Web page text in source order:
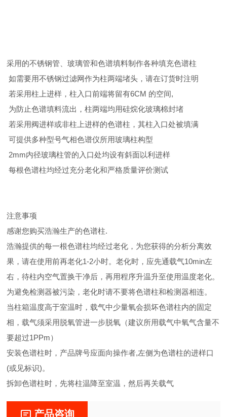
采用的不锈钢管、玻璃管和色谱填料制作各种填充色谱柱
如需要用不锈钢过滤网作为柱两端堵头，请在订货时注明
若采用柱上进样，柱入口前端将留有6CM 的空间,
为防止色谱填料流出，柱两端均用硅烷化玻璃棉封堵
若采用阀进样或非柱上进样的色谱柱，其柱入口处被填满
可提供多种型号气相色谱仪所用玻璃柱构型
2mm内径玻璃柱管的入口处均设有斜面以利进样
每根色谱柱均经过充分老化和严格质量评价测试
注意事项
感谢您购买浩瀚生产的色谱柱.
浩瀚提供的每一根色谱柱均经过老化，为您获得的分析分离效
果，请在使用前再老化1-2小时。老化时，应先通载气10min左
右，待柱内空气置换干净后，再用程序升温升至使用温度老化。
为避免检测器被污染，老化时请不要将色谱柱和检测器相连。
当柱箱温度高于室温时，载气中少量氧会损坏色谱柱内的固定
相，载气须采用脱氧管进一步脱氧（建议所用载气中氧气含量不
要超过1PPm）
安装色谱柱时，产品牌号应面向操作者,左侧为色谱柱的进样口
(或见标识)。
拆卸色谱柱时，先将柱温降至室温，然后再关载气
产品咨询